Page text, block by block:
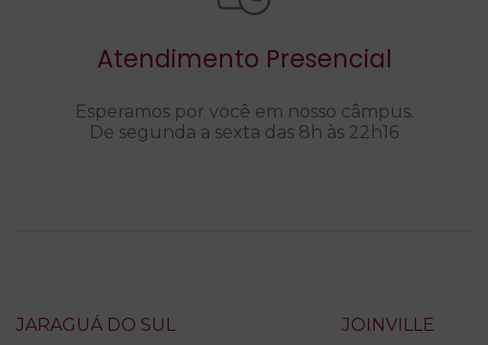
Atendimento Presencial
Esperamos por você em nosso câmpus.
De segunda a sexta das 8h às 22h16
JARAGUÁ DO SUL JOINVILLE